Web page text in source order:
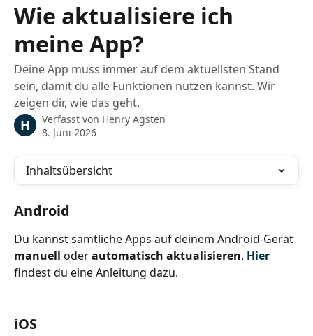
Wie aktualisiere ich
meine App?
Deine App muss immer auf dem aktuellsten Stand
sein, damit du alle Funktionen nutzen kannst. Wir
zeigen dir, wie das geht.
H Verfasst von Henry Agsten
8. Juni 2026
Inhaltsübersicht
Android
Du kannst sämtliche Apps auf deinem Android-Gerät
manuell oder automatisch aktualisieren. Hier
findest du eine Anleitung dazu.
iOS